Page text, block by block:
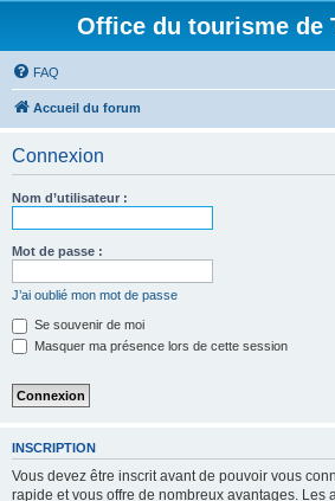
Office du tourisme de
FAQ
Accueil du forum
Connexion
Nom d’utilisateur :
Mot de passe :
J’ai oublié mon mot de passe
Se souvenir de moi
Masquer ma présence lors de cette session
INSCRIPTION
Vous devez être inscrit avant de pouvoir vous
rapide et vous offre de nombreux avantages. Les